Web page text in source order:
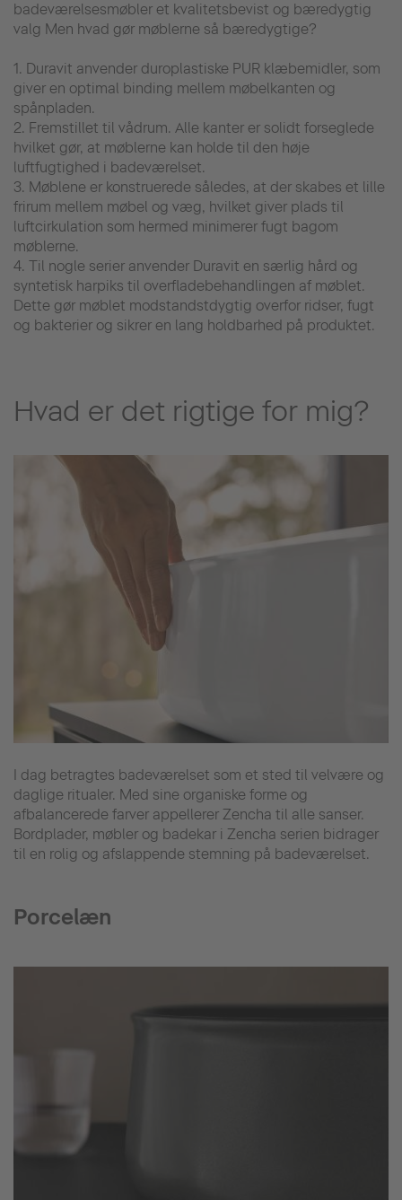
badeværelsesmøbler et kvalitetsbevist og bæredygtig
valg Men hvad gør møblerne så bæredygtige?
1. Duravit anvender duroplastiske PUR klæbemidler, som
giver en optimal binding mellem møbelkanten og
spånpladen.
2. Fremstillet til vådrum. Alle kanter er solidt forseglede
hvilket gør, at møblerne kan holde til den høje
luftfugtighed i badeværelset.
3. Møblene er konstruerede således, at der skabes et lille
frirum mellem møbel og væg, hvilket giver plads til
luftcirkulation som hermed minimerer fugt bagom
møblerne.
4. Til nogle serier anvender Duravit en særlig hård og
syntetisk harpiks til overfladebehandlingen af møblet.
Dette gør møblet modstandstdygtig overfor ridser, fugt
og bakterier og sikrer en lang holdbarhed på produktet.
Hvad er det rigtige for mig?
I dag betragtes badeværelset som et sted til velvære og
daglige ritualer. Med sine organiske forme og
afbalancerede farver appellerer Zencha til alle sanser.
Bordplader, møbler og badekar i Zencha serien bidrager
til en rolig og afslappende stemning på badeværelset.
Porcelæn